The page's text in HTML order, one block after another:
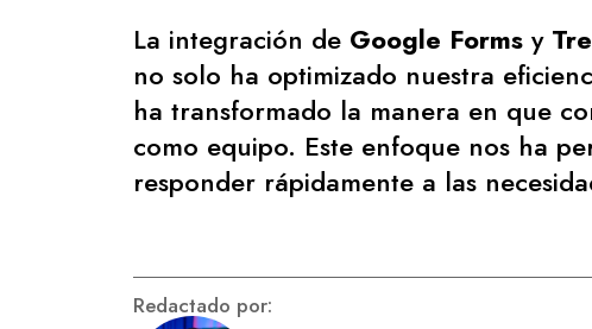
La integración de Google Forms y
no solo ha optimizado nuestra
ha transformado la manera en que
como equipo. Este enfoque nos ha
responder rápidamente a las
Redactado por: